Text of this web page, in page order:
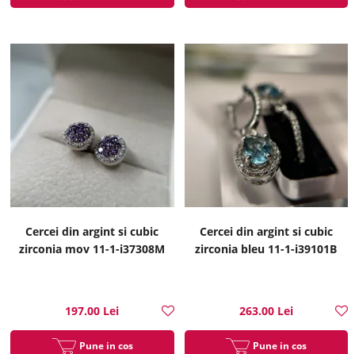
Cercei din argint si cubic
zirconia mov 11-1-i37308M
197.00 Lei
Pune in cos
Cercei din argint si cubic
zirconia bleu 11-1-i39101B
263.00 Lei
Pune in cos